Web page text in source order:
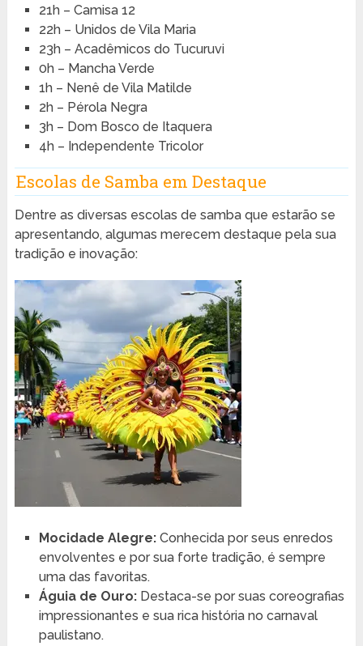
21h – Camisa 12
22h – Unidos de Vila Maria
23h – Acadêmicos do Tucuruvi
0h – Mancha Verde
1h – Nenê de Vila Matilde
2h – Pérola Negra
3h – Dom Bosco de Itaquera
4h – Independente Tricolor
Escolas de Samba em Destaque
Dentre as diversas escolas de samba que estarão se
apresentando, algumas merecem destaque pela sua
tradição e inovação:
Mocidade Alegre:Conhecida por seus enredos
envolventes e por sua forte tradição, é sempre
uma das favoritas.
Águia de Ouro:Destaca-se por suas coreografias
impressionantes e sua rica história no carnaval
paulistano.